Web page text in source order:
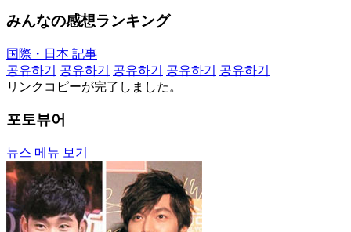
みんなの感想ランキング
国際・日本 記事
공유하기
공유하기 공유하기 공유하기
공유하기
リンクコピーが完了しました。
포토뷰어
뉴스 메뉴 보기